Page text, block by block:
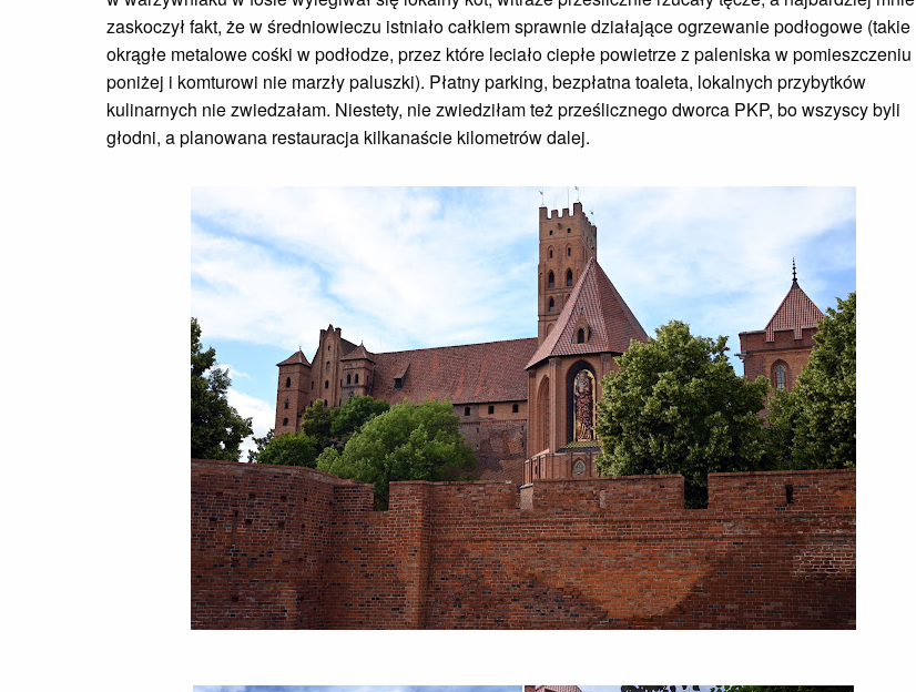
zaskoczył fakt, że w średniowieczu istniało całkiem sprawnie działające ogrzewanie podłogowe (takie
okrągłe metalowe cośki w podłodze, przez które leciało ciepłe powietrze z paleniska w pomieszczeniu
poniżej i komturowi nie marzły paluszki). Płatny parking, bezpłatna toaleta, lokalnych przybytków
kulinarnych nie zwiedzałam. Niestety, nie zwiedziłam też prześlicznego dworca PKP, bo wszyscy byli
głodni, a planowana restauracja kilkanaście kilometrów dalej.